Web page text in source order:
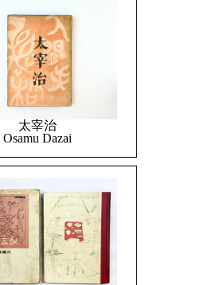
太宰治
Osamu Dazai